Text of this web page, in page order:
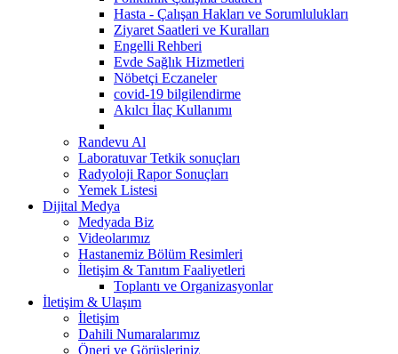
Hasta - Çalışan Hakları ve Sorumlulukları
Ziyaret Saatleri ve Kuralları
Engelli Rehberi
Evde Sağlık Hizmetleri
Nöbetçi Eczaneler
covid-19 bilgilendirme
Akılcı İlaç Kullanımı
Randevu Al
Laboratuvar Tetkik sonuçları
Radyoloji Rapor Sonuçları
Yemek Listesi
Dijital Medya
Medyada Biz
Videolarımız
Hastanemiz Bölüm Resimleri
İletişim & Tanıtım Faaliyetleri
Toplantı ve Organizasyonlar
İletişim & Ulaşım
İletişim
Dahili Numaralarımız
Öneri ve Görüşleriniz